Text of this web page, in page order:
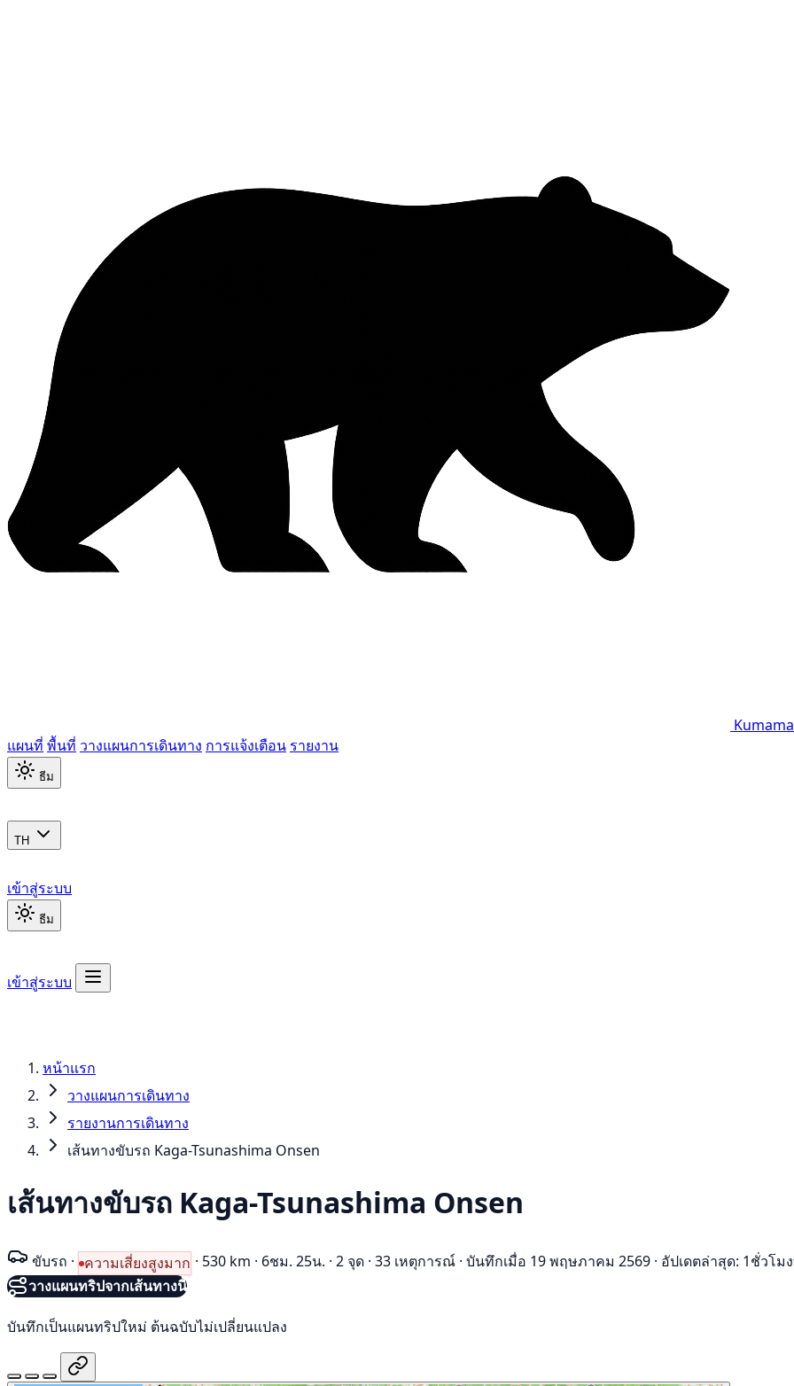
แผนที่ พื้นที่ วางแผนการเดินทาง การแจ้งเตือน รายงาน
ธีม
TH
เข้าสู่ระบบ
ธีม
เข้าสู่ระบบ
หน้าแรก
วางแผนการเดินทาง
รายงานการเดินทาง
เส้นทางขับรถ Kaga-Tsunashima Onsen
เส้นทางขับรถ Kaga-Tsunashima Onsen
ขับรถ · ความเสี่ยงสูงมาก · 530 km · 6ชม. 25น. · 2 จุด · 33 เหตุการณ์ · บันทึกเมื่อ 19 พฤษภาคม 2569 · อัปเดตล่าสุด: 1ชั่วโม
วางแผนทริปจากเส้นทางนี้
บันทึกเป็นแผนทริปใหม่ ต้นฉบับไม่เปลี่ยนแปลง